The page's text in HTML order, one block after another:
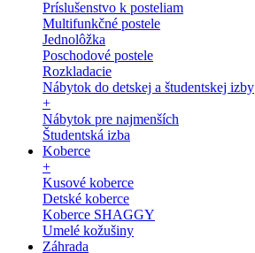
Príslušenstvo k posteliam
Multifunkčné postele
Jednolôžka
Poschodové postele
Rozkladacie
Nábytok do detskej a študentskej izby
+
Nábytok pre najmenších
Študentská izba
Koberce
+
Kusové koberce
Detské koberce
Koberce SHAGGY
Umelé kožušiny
Záhrada